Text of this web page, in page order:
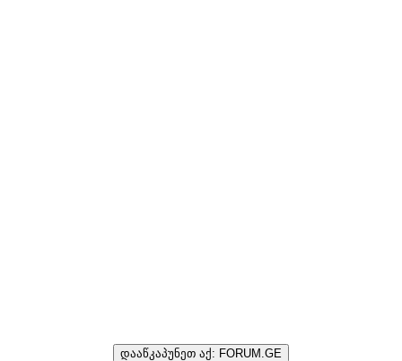
დააწკაპუნეთ აქ: FORUM.GE